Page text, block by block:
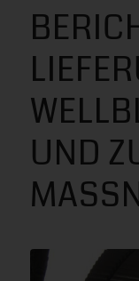
UND